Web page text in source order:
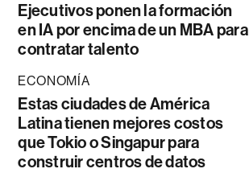
Ejecutivos ponen la formación
en IA por encima de un MBA para
contratar talento
ECONOMÍA
Estas ciudades de América
Latina tienen mejores costos
que Tokio o Singapur para
construir centros de datos